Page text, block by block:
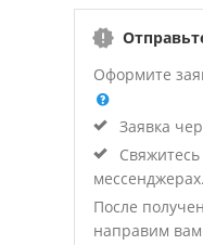
Оформите
Заявка
мессенджерах.
После
направим